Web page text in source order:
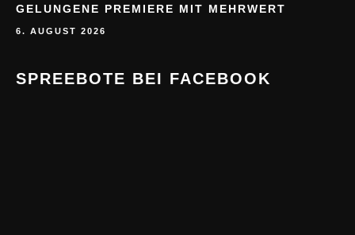
GELUNGENE PREMIERE MIT MEHRWERT
6. AUGUST 2026
SPREEBOTE BEI FACEBOOK